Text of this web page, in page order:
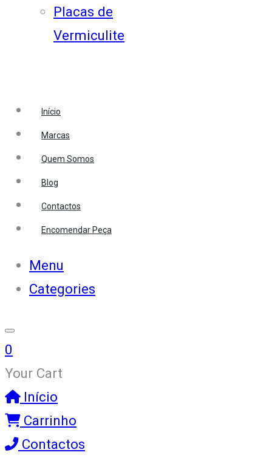
Placas de
Vermiculite
Início
Marcas
Quem Somos
Blog
Contactos
Encomendar Peça
Menu
Categories
0
Your Cart
Início
Carrinho
Contactos